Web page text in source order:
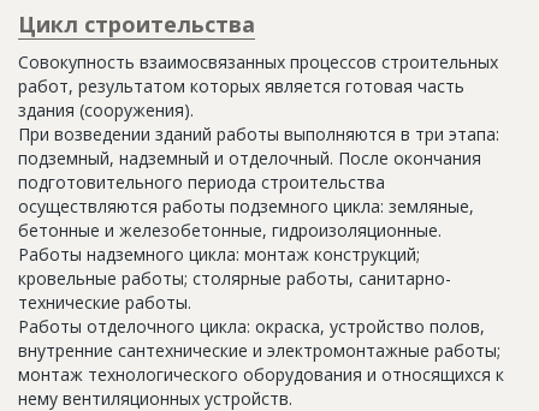
Цикл строительства
Совокупность взаимосвязанных процессов строительных
работ, результатом которых является готовая часть
здания (сооружения).
При возведении зданий работы выполняются в три этапа:
подземный, надземный и отделочный. После окончания
подготовительного периода строительства
осуществляются работы подземного цикла: земляные,
бетонные и железобетонные, гидроизоляционные.
Работы надземного цикла: монтаж конструкций;
кровельные работы; столярные работы, санитарно-
технические работы.
Работы отделочного цикла: окраска, устройство полов,
внутренние сантехнические и электромонтажные работы;
монтаж технологического оборудования и относящихся к
нему вентиляционных устройств.